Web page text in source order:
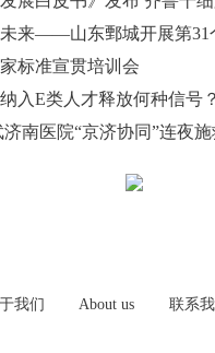
标准宣贯培训会
入E类人才释放何种信号？
我们 About us 联系